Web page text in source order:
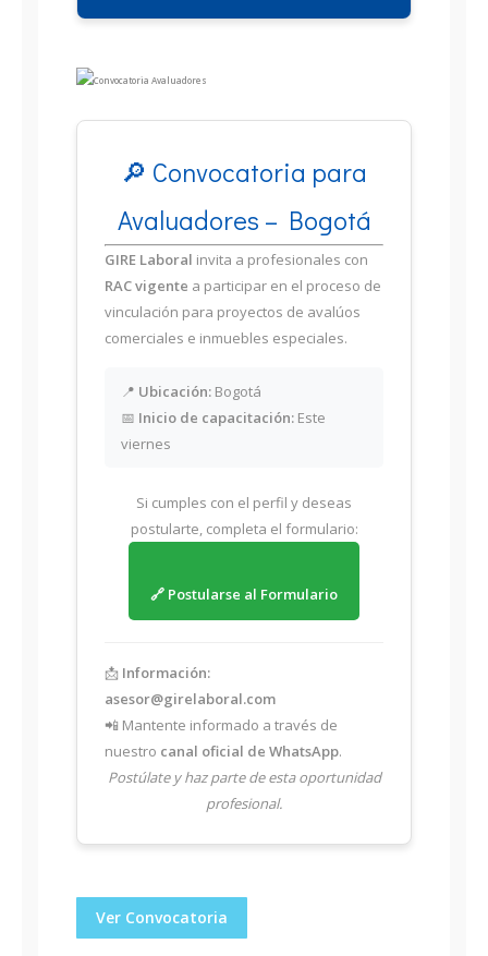
🔎 Convocatoria para
Avaluadores – Bogotá
GIRE Laboral invita a profesionales con
RAC vigente a participar en el proceso de
vinculación para proyectos de avalúos
comerciales e inmuebles especiales.
📍 Ubicación: Bogotá
📅 Inicio de capacitación: Este
viernes
Si cumples con el perfil y deseas
postularte, completa el formulario:
🔗 Postularse al Formulario
📩 Información:
asesor@girelaboral.com
📲 Mantente informado a través de
nuestro canal oficial de WhatsApp.
Postúlate y haz parte de esta oportunidad
profesional.
Ver Convocatoria